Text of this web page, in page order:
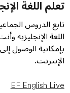
تعلم اللغة
تابع الدروس
اللغة الإنجليزية
بإمكانية الوصول
الإنترنت.
EF English Live